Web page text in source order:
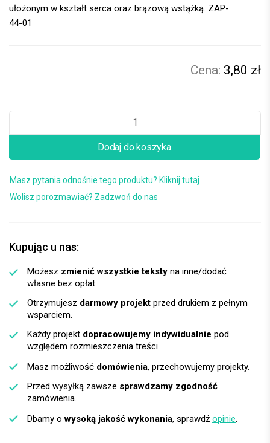
ułożonym w kształt serca oraz brązową wstążką. ZAP-
44-01
3,80 zł
Dodaj do koszyka
Masz pytania odnośnie tego produktu? Kliknij tutaj
Wolisz porozmawiać? Zadzwoń do nas
Kupując u nas:
Możesz zmienić wszystkie teksty na inne/dodać
własne bez opłat.
Otrzymujesz darmowy projekt przed drukiem z pełnym
wsparciem.
Każdy projekt dopracowujemy indywidualnie pod
względem rozmieszczenia treści.
Masz możliwość domówienia, przechowujemy projekty.
Przed wysyłką zawsze sprawdzamy zgodność
zamówienia.
Dbamy owysoką jakość wykonania, sprawdź opinie.